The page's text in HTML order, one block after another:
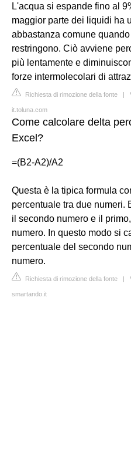
L'acqua si espande fino al
maggior parte dei liquidi ha
abbastanza comune
restringono. Ciò avviene
più lentamente e
forze intermolecolari di
Richiesta di rimozione della fonte |
it.toluna.com
Come calcolare delta
Excel?
=(B2-A2)/A2
Questa è la tipica formula
percentuale tra due numeri.
il secondo numero e il
numero. In questo modo si
percentuale del secondo
numero.
Richiesta di rimozione della fonte |
smartando.it